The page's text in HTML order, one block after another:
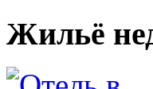
Жильё